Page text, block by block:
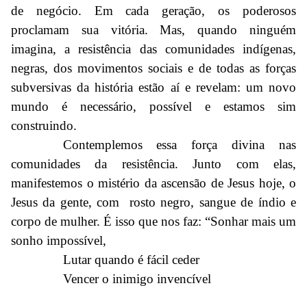
de negócio. Em cada geração, os poderosos
proclamam sua vitória. Mas, quando ninguém
imagina, a resistência das comunidades indígenas,
negras, dos movimentos sociais e de todas as forças
subversivas da história estão aí e revelam: um novo
mundo é necessário, possível e estamos sim
construindo.
Contemplemos essa força divina nas
comunidades da resistência. Junto com elas,
manifestemos o mistério da ascensão de Jesus hoje, o
Jesus da gente, com rosto negro, sangue de índio e
corpo de mulher. É isso que nos faz: “Sonhar mais um
sonho impossível,
Lutar quando é fácil ceder
Vencer o inimigo invencível